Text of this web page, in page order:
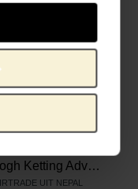
Van Gogh Ketting Adventurous Almond Blossom, door A Beautiful Story
UIT NEPAL